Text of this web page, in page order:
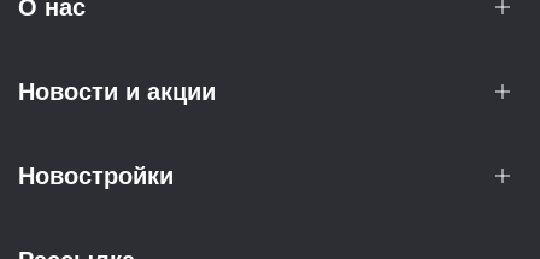
О нас
Новости и акции
Новостройки